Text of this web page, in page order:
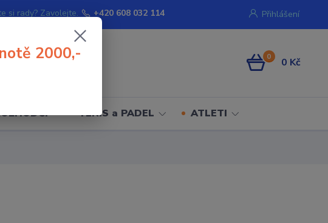
Přihlášení
si rady? Zavolejte. +420 608 032 114
0 0 Kč
TENIS a PADEL ATLETI
2000,-